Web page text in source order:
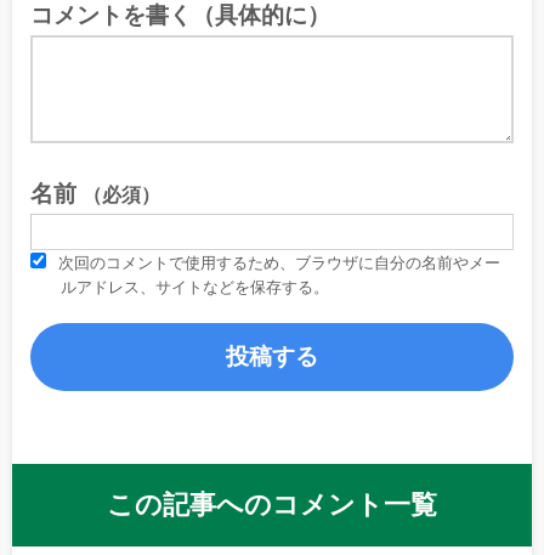
コメントを書く（具体的に）
名前 （必須）
次回のコメントで使用するため、ブラウザに自分の名前やメー
ルアドレス、サイトなどを保存する。
この記事へのコメント一覧